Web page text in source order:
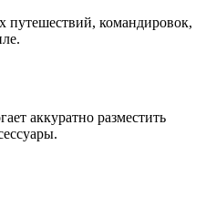
путешествий, командировок,
аккуратно разместить